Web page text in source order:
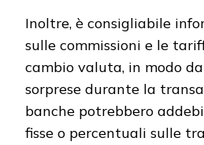
Inoltre, è consigliabile
sulle commissioni e le
cambio valuta, in modo
sorprese durante la
banche potrebbero
fisse o percentuali sulle